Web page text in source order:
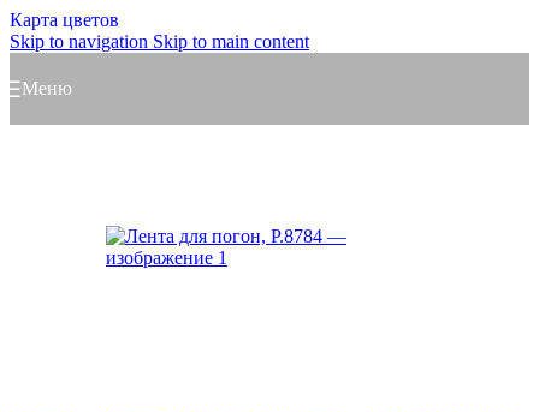
Карта цветов
Skip to navigation Skip to main content
Меню